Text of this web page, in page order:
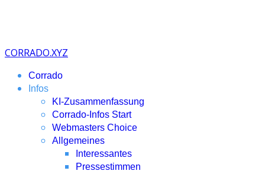
CORRADO.XYZ
Corrado
Infos
KI-Zusammenfassung
Corrado-Infos Start
Webmasters Choice
Allgemeines
Interessantes
Pressestimmen